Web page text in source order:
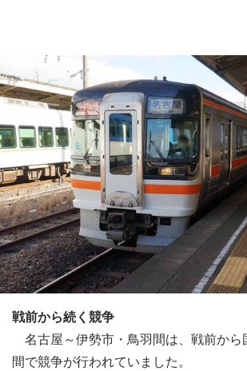
戦前から続く競争
名古屋～伊勢市・鳥羽間は、戦前から
間で競争が行われていました。